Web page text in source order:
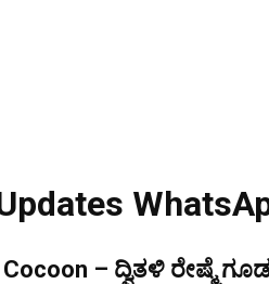
– ದ್ವಿತಳಿ ರೇಷ್ಮೆ